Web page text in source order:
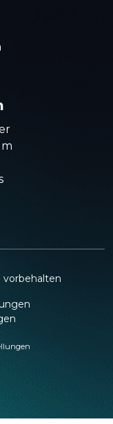
vorbehalten